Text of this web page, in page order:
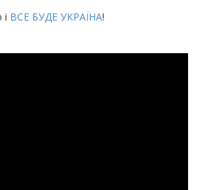
ВСЕ БУДЕ УКРАЇНА!